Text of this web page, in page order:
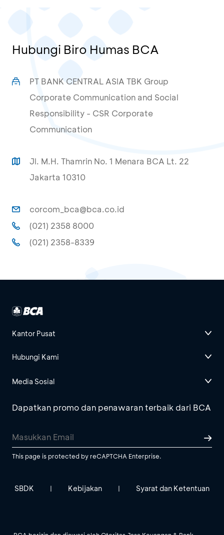
Hubungi Biro Humas BCA
PT BANK CENTRAL ASIA TBK Group
Corporate Communication and Social
Responsibility - CSR Corporate
Communication
Jl. M.H. Thamrin No. 1 Menara BCA Lt. 22
Jakarta 10310
corcom_bca@bca.co.id
(021) 2358 8000
(021) 2358-8339
Kantor Pusat
Hubungi Kami
Media Sosial
Dapatkan promo dan penawaran terbaik dari BCA
This page is protected by reCAPTCHA Enterprise.
SBDK | Kebijakan | Syarat dan Ketentuan